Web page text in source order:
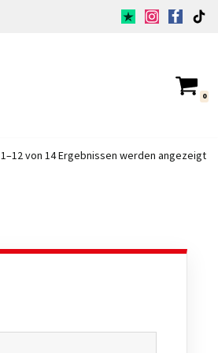
0
1–12 von 14 Ergebnissen werden angezeigt